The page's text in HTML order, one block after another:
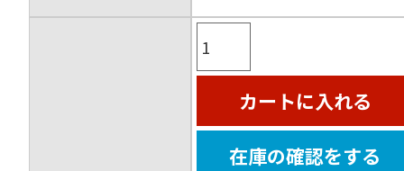
カートに入れる
在庫の確認をする